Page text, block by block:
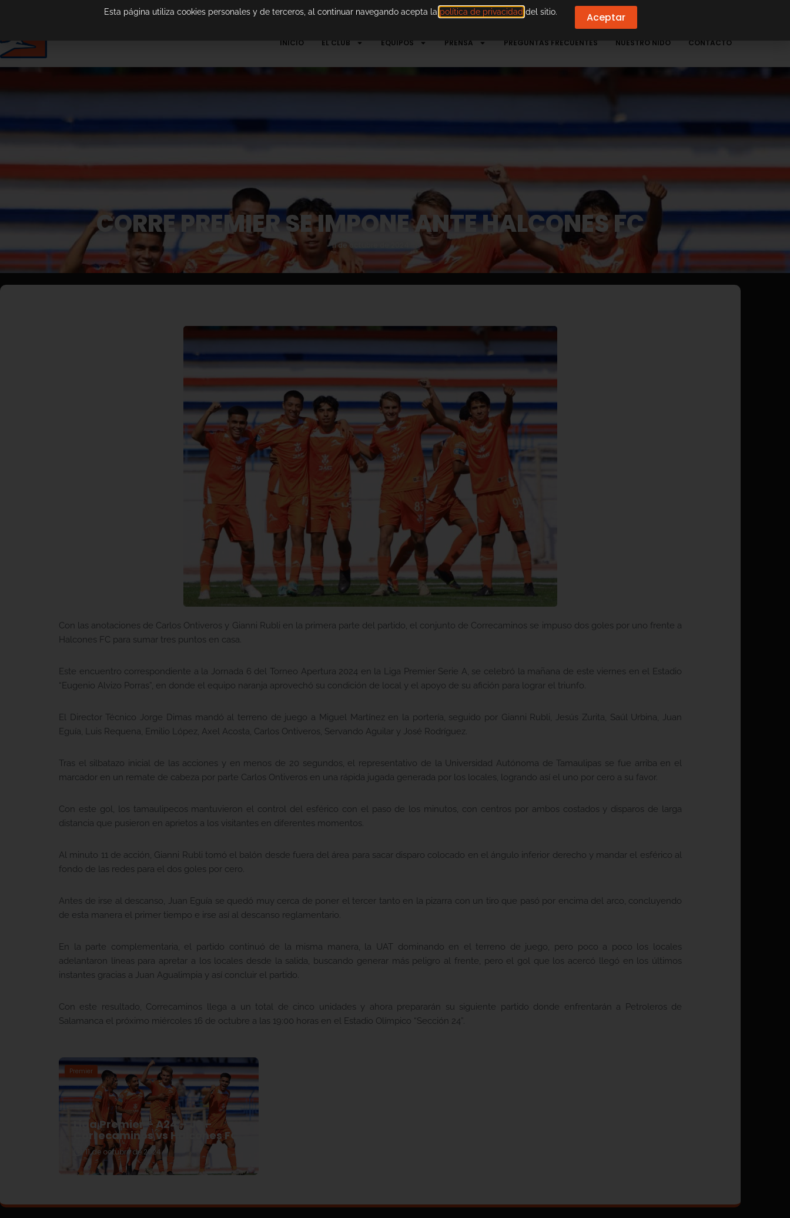
INICIO EL CLUB EQUIPOS PRENSA PREGUNTAS FRECUENTES NUESTRO NIDO CONTACTO
CORRE PREMIER SE IMPONE ANTE HALCONES FC
11 de octubre de 2024
Con las anotaciones de Carlos Ontiveros y Gianni Rubli en la primera parte del partido, el conjunto de Correcaminos se impuso dos goles por uno frente a
Halcones FC para sumar tres puntos en casa.
Este encuentro correspondiente a la Jornada 6 del Torneo Apertura 2024 en la Liga Premier Serie A, se celebró la mañana de este viernes en el Estadio
“Eugenio Alvizo Porras”, en donde el equipo naranja aprovechó su condición de local y el apoyo de su afición para lograr el triunfo.
El Director Técnico Jorge Dimas mandó al terreno de juego a Miguel Martínez en la portería, seguido por Gianni Rubli, Jesús Zurita, Saúl Urbina, Juan
Eguía, Luis Requena, Emilio López, Axel Acosta, Carlos Ontiveros, Servando Aguilar y José Rodríguez.
Tras el silbatazo inicial de las acciones y en menos de 20 segundos, el representativo de la Universidad Autónoma de Tamaulipas se fue arriba en el
marcador en un remate de cabeza por parte Carlos Ontiveros en una rápida jugada generada por los locales, logrando así el uno por cero a su favor.
Con este gol, los tamaulipecos mantuvieron el control del esférico con el paso de los minutos, con centros por ambos costados y disparos de larga
distancia que pusieron en aprietos a los visitantes en diferentes momentos.
Al minuto 11 de acción, Gianni Rubli tomó el balón desde fuera del área para sacar disparo colocado en el ángulo inferior derecho y mandar el esférico al
fondo de las redes para el dos goles por cero.
Antes de irse al descanso, Juan Eguía se quedó muy cerca de poner el tercer tanto en la pizarra con un tiro que pasó por encima del arco, concluyendo
de esta manera el primer tiempo e irse así al descanso reglamentario.
En la parte complementaria, el partido continuó de la misma manera, la UAT dominando en el terreno de juego, pero poco a poco los locales
adelantaron líneas para apretar a los locales desde la salida, buscando generar más peligro al frente, pero el gol que los acercó llegó en los últimos
instantes gracias a Juan Agualimpia y así concluir el partido.
Con este resultado, Correcaminos llega a un total de cinco unidades y ahora prepararán su siguiente partido donde enfrentarán a Petroleros de
Salamanca el próximo miércoles 16 de octubre a las 19:00 horas en el Estadio Olímpico “Sección 24”.
Premier
Liga Premier – A24 – J6 –
Correcaminos vs Halcones FC
11 de octubre de 2024
Esta página utiliza cookies personales y de terceros, al continuar navegando acepta la política de privacidad del sitio. Aceptar